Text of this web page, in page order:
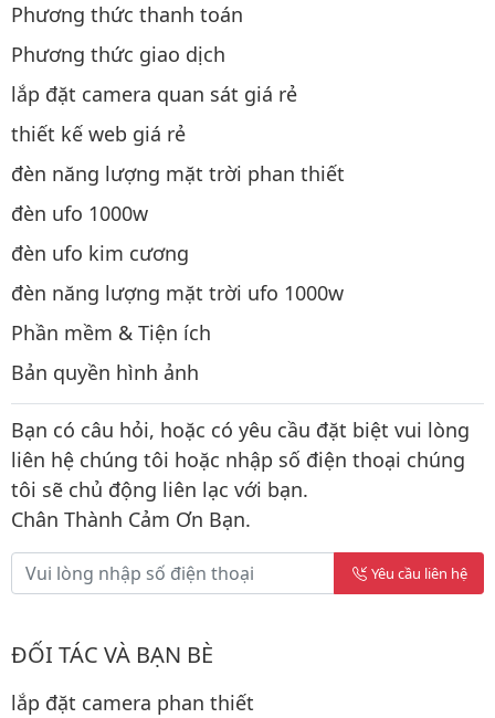
Phương thức thanh toán
Phương thức giao dịch
lắp đặt camera quan sát giá rẻ
thiết kế web giá rẻ
đèn năng lượng mặt trời phan thiết
đèn ufo 1000w
đèn ufo kim cương
đèn năng lượng mặt trời ufo 1000w
Phần mềm & Tiện ích
Bản quyền hình ảnh
Bạn có câu hỏi, hoặc có yêu cầu đặt biệt vui lòng
liên hệ chúng tôi hoặc nhập số điện thoại chúng
tôi sẽ chủ động liên lạc với bạn.
Chân Thành Cảm Ơn Bạn.
Yêu cầu liên hệ
ĐỐI TÁC VÀ BẠN BÈ
lắp đặt camera phan thiết